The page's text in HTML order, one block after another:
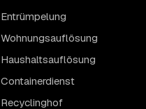
Entrümpelung
Wohnungsauflösung
Haushaltsauflösung
Containerdienst
Recyclinghof